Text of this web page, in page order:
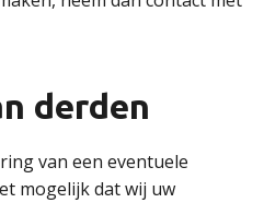
derden
van een eventuele
mogelijk dat wij uw